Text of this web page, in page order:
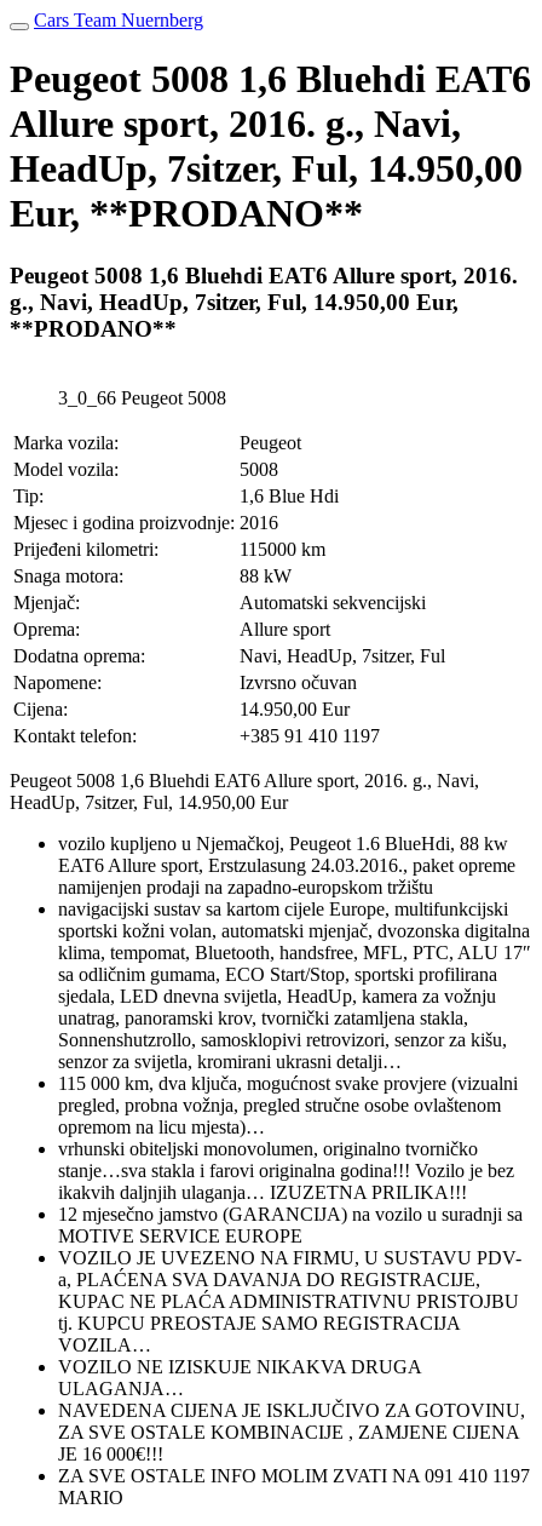
Cars Team Nuernberg
Peugeot 5008 1,6 Bluehdi EAT6
Allure sport, 2016. g., Navi,
HeadUp, 7sitzer, Ful, 14.950,00
Eur, **PRODANO**
Peugeot 5008 1,6 Bluehdi EAT6 Allure sport, 2016.
g., Navi, HeadUp, 7sitzer, Ful, 14.950,00 Eur,
**PRODANO**
3_0_66 Peugeot 5008
Marka vozila:
Peugeot
Model vozila:
5008
Tip:
1,6 Blue Hdi
Mjesec i godina proizvodnje: 2016
Prijeđeni kilometri:
115000 km
Snaga motora:
88 kW
Mjenjač:
Automatski sekvencijski
Oprema:
Allure sport
Dodatna oprema:
Navi, HeadUp, 7sitzer, Ful
Napomene:
Izvrsno očuvan
Cijena:
14.950,00 Eur
Kontakt telefon:
+385 91 410 1197
Peugeot 5008 1,6 Bluehdi EAT6 Allure sport, 2016. g., Navi,
HeadUp, 7sitzer, Ful, 14.950,00 Eur
vozilo kupljeno u Njemačkoj, Peugeot 1.6 BlueHdi, 88 kw
EAT6 Allure sport, Erstzulasung 24.03.2016., paket opreme
namijenjen prodaji na zapadno-europskom tržištu
navigacijski sustav sa kartom cijele Europe, multifunkcijski
sportski kožni volan, automatski mjenjač, dvozonska digitalna
klima, tempomat, Bluetooth, handsfree, MFL, PTC, ALU 17″
sa odličnim gumama, ECO Start/Stop, sportski profilirana
sjedala, LED dnevna svijetla, HeadUp, kamera za vožnju
unatrag, panoramski krov, tvornički zatamljena stakla,
Sonnenshutzrollo, samosklopivi retrovizori, senzor za kišu,
senzor za svijetla, kromirani ukrasni detalji…
115 000 km, dva ključa, mogućnost svake provjere (vizualni
pregled, probna vožnja, pregled stručne osobe ovlaštenom
opremom na licu mjesta)…
vrhunski obiteljski monovolumen, originalno tvorničko
stanje…sva stakla i farovi originalna godina!!! Vozilo je bez
ikakvih daljnjih ulaganja… IZUZETNA PRILIKA!!!
12 mjesečno jamstvo (GARANCIJA) na vozilo u suradnji sa
MOTIVE SERVICE EUROPE
VOZILO JE UVEZENO NA FIRMU, U SUSTAVU PDV-
a, PLAĆENA SVA DAVANJA DO REGISTRACIJE,
KUPAC NE PLAĆA ADMINISTRATIVNU PRISTOJBU
tj. KUPCU PREOSTAJE SAMO REGISTRACIJA
VOZILA…
VOZILO NE IZISKUJE NIKAKVA DRUGA
ULAGANJA…
NAVEDENA CIJENA JE ISKLJUČIVO ZA GOTOVINU,
ZA SVE OSTALE KOMBINACIJE , ZAMJENE CIJENA
JE 16 000€!!!
ZA SVE OSTALE INFO MOLIM ZVATI NA 091 410 1197
MARIO